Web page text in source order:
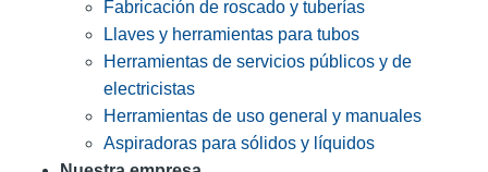
Fabricación de roscado y tuberías
Llaves y herramientas para tubos
Herramientas de servicios públicos y de
electricistas
Herramientas de uso general y manuales
Aspiradoras para sólidos y líquidos